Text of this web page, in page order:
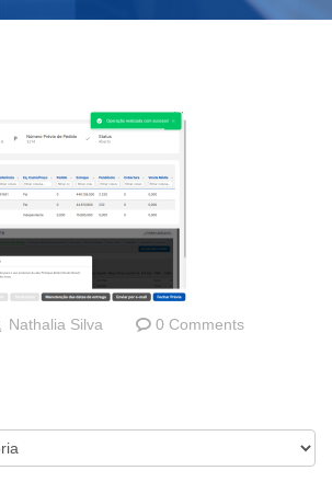
Nathalia Silva 0 Comments